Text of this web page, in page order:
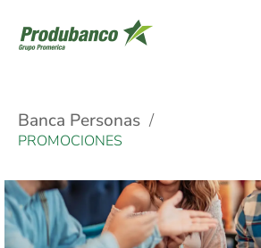
Banca Personas
PROMOCIONES